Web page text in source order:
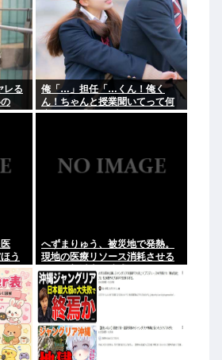
レる
俺「…」担任「…くん！俺く
ん！ちゃんと授業聞いてって何
度m」俺「(───来るッ！)」
う
へずまりゅう、被災地で発熱。
現地の医療リソース消耗させる
とか予想以上に迷惑だったな